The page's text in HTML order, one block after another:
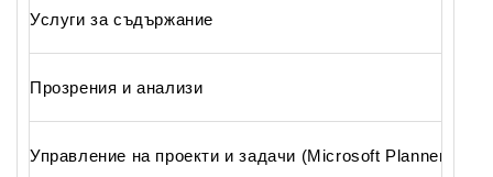
Услуги за съдържание
Прозрения и анализи
Управление на проекти и задачи (Microsoft Planner и To